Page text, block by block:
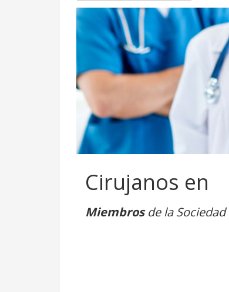
Cirujanos en
Miembrosde la Sociedad